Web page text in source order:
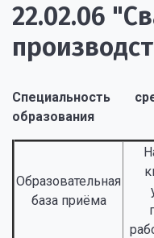
22.02.06
Специальность
образования
Образовательная
база приёма